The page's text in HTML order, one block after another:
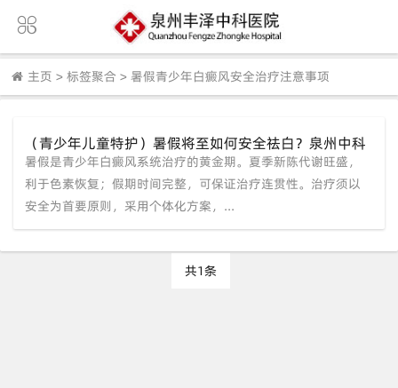
主页 > 标签聚合 > 暑假青少年白癜风安全治疗注意事项
（青少年儿童特护）暑假将至如何安全祛白？泉州中科
白癜风医院倡导身心同治护航成长
暑假是青少年白癜风系统治疗的黄金期。夏季新陈代谢旺盛，
利于色素恢复；假期时间完整，可保证治疗连贯性。治疗须以
安全为首要原则，采用个体化方案，...
共1条